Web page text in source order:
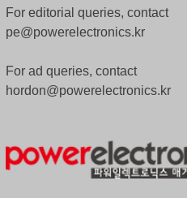
For editorial queries, contact
pe@powerelectronics.kr
For ad queries, contact
hordon@powerelectronics.kr